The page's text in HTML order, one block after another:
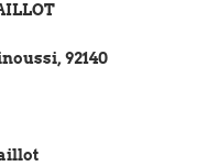
92140